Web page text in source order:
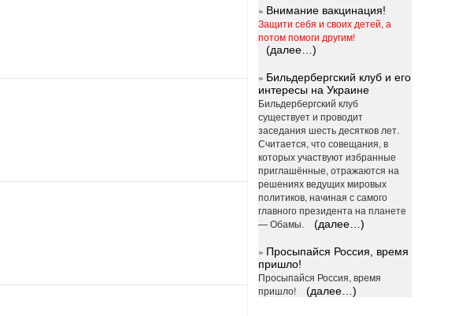
» Внимание вакцинация!
Защити себя и своих детей, а
потом помоги другим!
(далее…)
» Бильдербергский клуб и его
интересы на Украине
Бильдербергский клуб
существует и проводит
заседания шесть десятков лет.
Считается, что совещания, в
которых участвуют избранные
приглашённые, отражаются на
решениях ведущих мировых
политиков, начиная с самого
главного президента на планете
— Обамы.
(далее…)
» Просыпайся Россия, время
пришло!
Просыпайся Россия, время
пришло!
(далее…)